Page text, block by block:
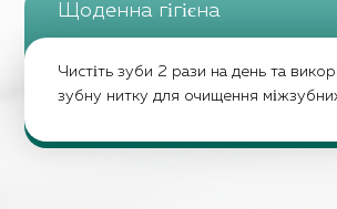
Щоденна гігієна
Чистіть зуби 2 рази на день та
зубну нитку для очищення